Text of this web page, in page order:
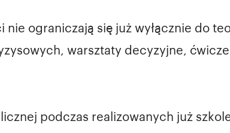
ograniczają się już wyłącznie do
warsztaty decyzyjne,
podczas realizowanych już